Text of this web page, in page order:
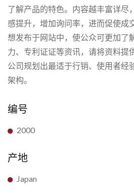
了解产品的特色。内容越丰富详尽
感提升，增加询问率，进而促使成
想发布于网站中，使公众可更加了
力、专利证证等资讯，请将资料提
公司规划出最适于行销、使用者经
架构。
编号
2000
产地
Japan